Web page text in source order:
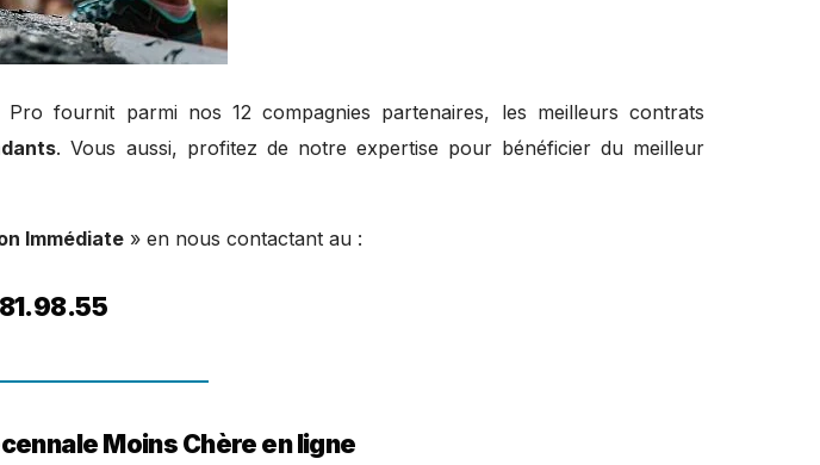
fournit parmi nos 12 compagnies partenaires, les meilleurs contrats
. Vous aussi, profitez de notre expertise pour bénéficier du meilleur
Immédiate » en nous contactant au :
Moins Chère en ligne